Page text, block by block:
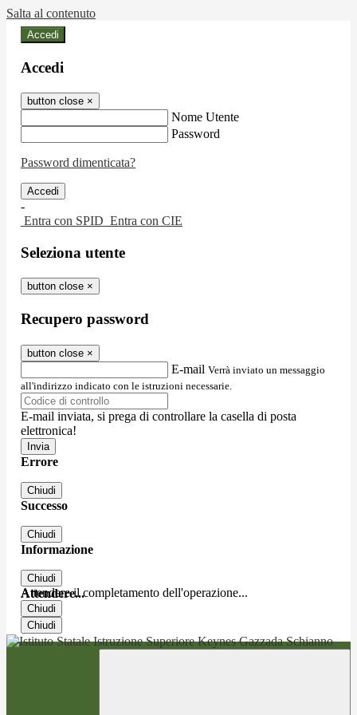
Salta al contenuto
Accedi
Accedi
button close ×
Nome Utente
Password
Password dimenticata?
-
Entra con SPID Entra con CIE
Seleziona utente
button close ×
Recupero password
button close ×
E-mail Verrà inviato un messaggio
all'indirizzo indicato con le istruzioni necessarie.
E-mail inviata, si prega di controllare la casella di posta
elettronica!
Errore
Chiudi
Successo
Chiudi
Informazione
Chiudi
Attendere...
Attendere il completamento dell'operazione...
Chiudi
Chiudi